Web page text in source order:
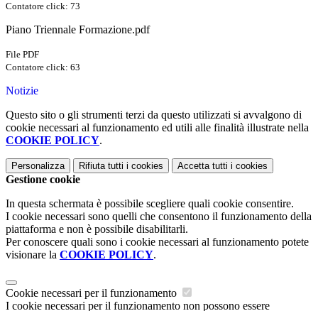
Contatore click: 73
Piano Triennale Formazione.pdf
File PDF
Contatore click: 63
Notizie
Questo sito o gli strumenti terzi da questo utilizzati si avvalgono di
cookie necessari al funzionamento ed utili alle finalità illustrate nella
COOKIE POLICY.
Personalizza Rifiuta tutti i cookies Accetta tutti i cookies
Gestione cookie
In questa schermata è possibile scegliere quali cookie consentire.
I cookie necessari sono quelli che consentono il funzionamento della
piattaforma e non è possibile disabilitarli.
Per conoscere quali sono i cookie necessari al funzionamento potete
visionare la COOKIE POLICY.
Cookie necessari per il funzionamento
I cookie necessari per il funzionamento non possono essere